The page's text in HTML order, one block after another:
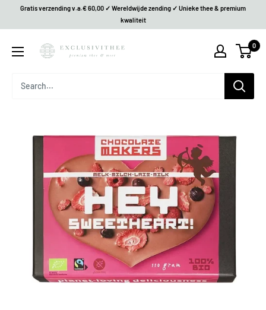
Gratis verzending v.a.€ 60,00 ✓ Wereldwijde zending ✓ Unieke thee & premium
kwaliteit
0